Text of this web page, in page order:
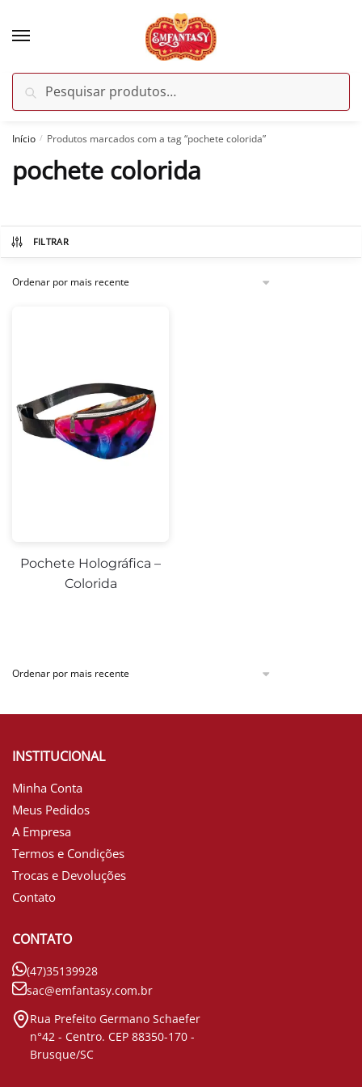
por:
Pesquisar
Início / Produtos marcados com a tag “pochete colorida”
pochete colorida
FILTRAR
Pochete Holográfica –
Colorida
INSTITUCIONAL
Minha Conta
Meus Pedidos
A Empresa
Termos e Condições
Trocas e Devoluções
Contato
CONTATO
(47)35139928
sac@emfantasy.com.br
Rua Prefeito Germano Schaefer
n°42 - Centro. CEP 88350-170 -
Brusque/SC